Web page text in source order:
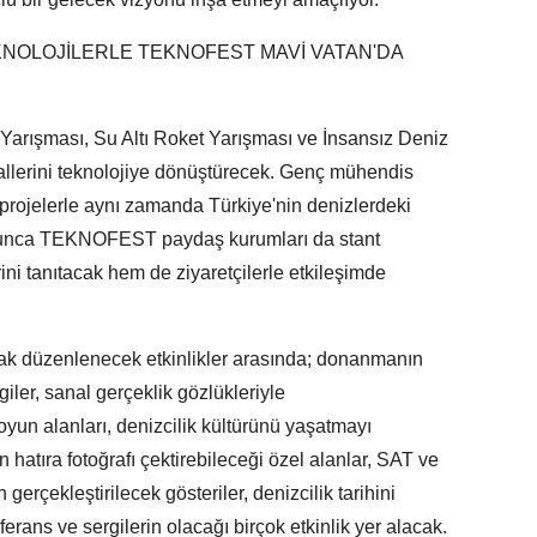
TEKNOFEST MAVİ VATAN'DA
Su Altı Roket Yarışması ve İnsansız Deniz
teknolojiye dönüştürecek. Genç mühendis
aynı zamanda Türkiye'nin denizlerdeki
TEKNOFEST paydaş kurumları da stant
tanıtacak hem de ziyaretçilerle etkileşimde
düzenlenecek etkinlikler arasında; donanmanın
sanal gerçeklik gözlükleriyle
alanları, denizcilik kültürünü yaşatmayı
hatıra fotoğrafı çektirebileceği özel alanlar, SAT ve
gerçekleştirilecek gösteriler, denizcilik tarihini
ve sergilerin olacağı birçok etkinlik yer alacak.